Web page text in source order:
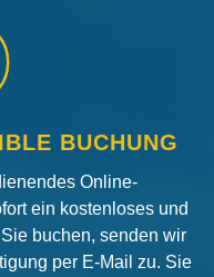
BUCHUNG
Online-
ein kostenloses und
buchen, senden wir
per E-Mail zu. Sie